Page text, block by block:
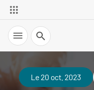
Recherche
Le 20 oct. 2023